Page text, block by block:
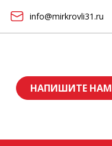
info@mirkrovli31.ru
НАПИШИТЕ НАМ